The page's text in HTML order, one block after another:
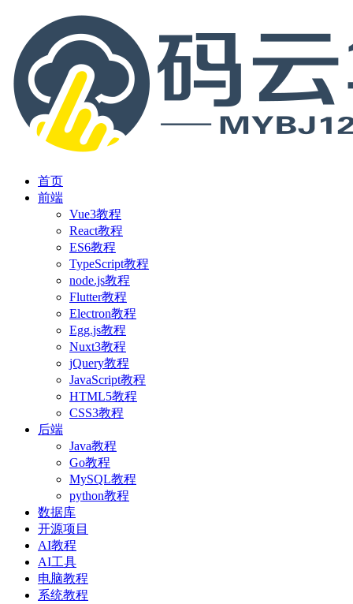
首页
前端
Vue3教程
React教程
ES6教程
TypeScript教程
node.js教程
Flutter教程
Electron教程
Egg.js教程
Nuxt3教程
jQuery教程
JavaScript教程
HTML5教程
CSS3教程
后端
Java教程
Go教程
MySQL教程
python教程
数据库
开源项目
AI教程
AI工具
电脑教程
系统教程